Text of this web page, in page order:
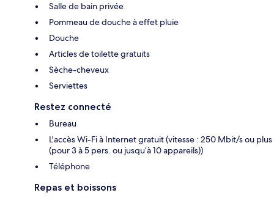
Salle de bain privée
Pommeau de douche à effet pluie
Douche
Articles de toilette gratuits
Sèche-cheveux
Serviettes
Restez connecté
Bureau
L'accès Wi-Fi à Internet gratuit (vitesse : 250 Mbit/s ou plus
(pour 3 à 5 pers. ou jusqu’à 10 appareils))
Téléphone
Repas et boissons